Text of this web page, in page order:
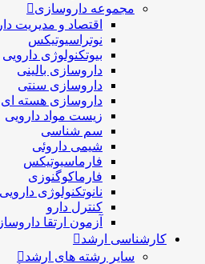
مجموعه داروسازی
اقتصاد و مديريت
نوتراسیوتیکس
بيوتكنولوژی دارویی
داروسازی بالينی
داروسازی سنتی
داروسازی هسته ای
زیست مواد دارویی
سم شناسی
شيمی داروئی
فارماسيوتيكس
فارماكوگنوزی
نانوتکنولوژی دارویی
كنترل دارو
آزمون ارتقا
کارشناسی ارشد
سایر رشته های ارشد